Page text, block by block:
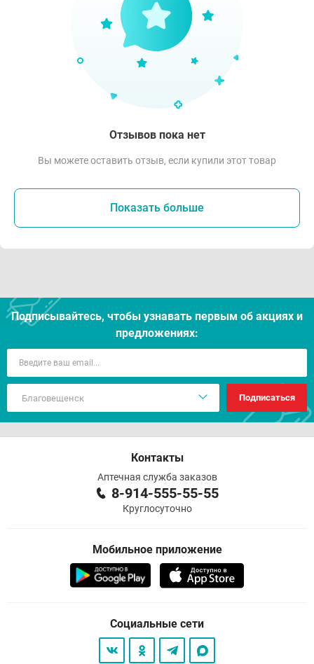
Отзывов пока нет
Вы можете оставить отзыв, если купили этот товар
Показать больше
Подписывайтесь, чтобы узнавать первым об акцияx и
предложениях:
Подписаться
Контакты
Аптечная служба заказов
8-914-555-55-55
Круглосуточно
Мобильное приложение
Социальные сети